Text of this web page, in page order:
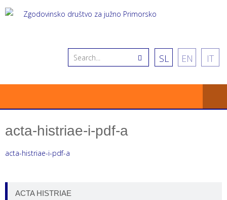
SL EN IT
acta-histriae-i-pdf-a
acta-histriae-i-pdf-a
ACTA HISTRIAE